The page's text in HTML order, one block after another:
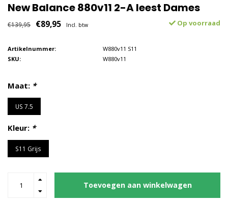
New Balance 880v11 2-A leest Dames
€139,95 €89,95 Incl. btw Op voorraad
Artikelnummer:
W880v11 S11
SKU:
W880v11
Maat: *
US 7.5
Kleur: *
S11 Grijs
Toevoegen aan winkelwagen